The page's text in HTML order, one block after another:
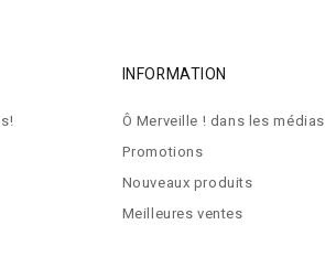
INFORMATION
Ô Merveille ! dans les médias
Promotions
Nouveaux produits
Meilleures ventes